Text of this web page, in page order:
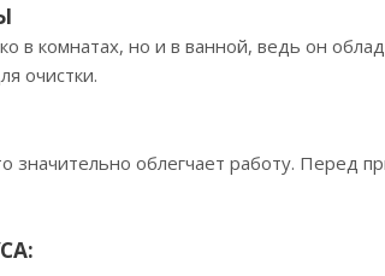
в комнатах, но и в ванной, ведь он
очистки.
значительно облегчает работу. Перед